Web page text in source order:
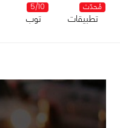
مُحدّث
تطبيقات
5/10
توب